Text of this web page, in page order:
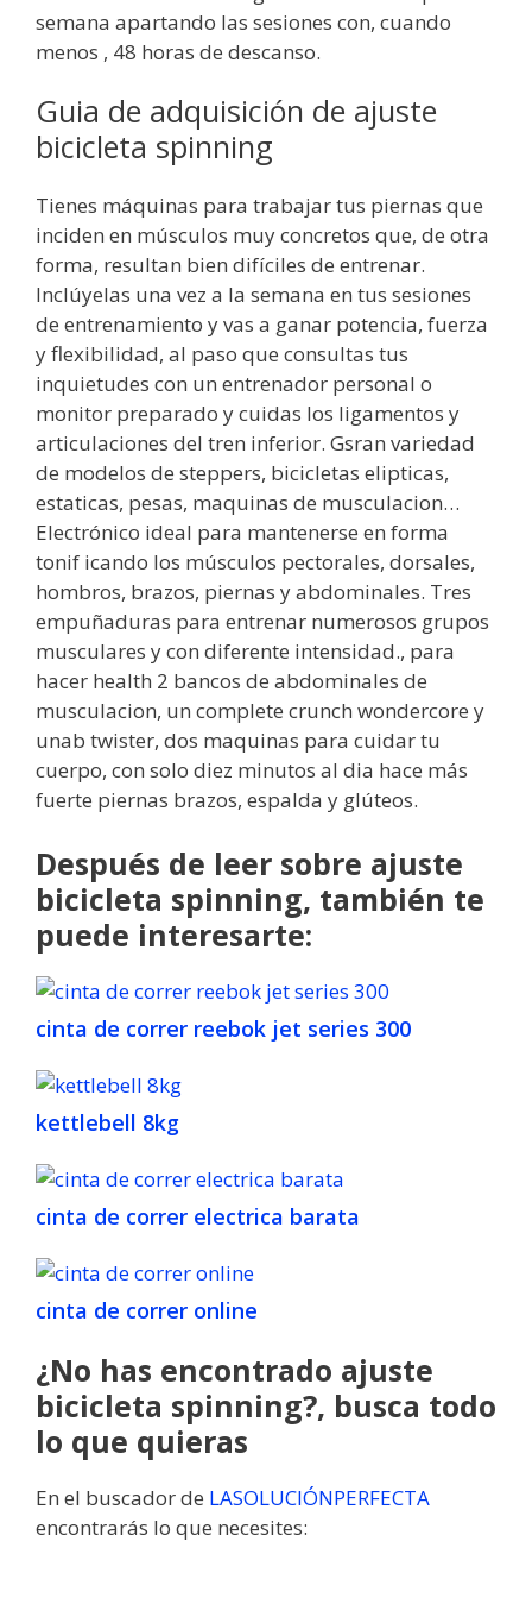
semana apartando las sesiones con, cuando
menos , 48 horas de descanso.
Guia de adquisición de ajuste
bicicleta spinning
Tienes máquinas para trabajar tus piernas que
inciden en músculos muy concretos que, de otra
forma, resultan bien difíciles de entrenar.
Inclúyelas una vez a la semana en tus sesiones
de entrenamiento y vas a ganar potencia, fuerza
y flexibilidad, al paso que consultas tus
inquietudes con un entrenador personal o
monitor preparado y cuidas los ligamentos y
articulaciones del tren inferior. Gsran variedad
de modelos de steppers, bicicletas elipticas,
estaticas, pesas, maquinas de musculacion…
Electrónico ideal para mantenerse en forma
tonif icando los músculos pectorales, dorsales,
hombros, brazos, piernas y abdominales. Tres
empuñaduras para entrenar numerosos grupos
musculares y con diferente intensidad., para
hacer health 2 bancos de abdominales de
musculacion, un complete crunch wondercore y
unab twister, dos maquinas para cuidar tu
cuerpo, con solo diez minutos al dia hace más
fuerte piernas brazos, espalda y glúteos.
Después de leer sobre ajuste
bicicleta spinning, también te
puede interesarte:
cinta de correr reebok jet series 300
kettlebell 8kg
cinta de correr electrica barata
cinta de correr online
¿No has encontrado ajuste
bicicleta spinning?, busca todo
lo que quieras
En el buscador de LASOLUCIÓNPERFECTA
encontrarás lo que necesites: